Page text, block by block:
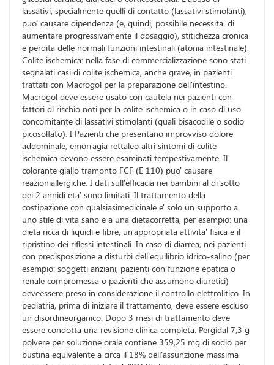
lassativi, specialmente quelli di contatto (lassativi stimolanti),
puo' causare dipendenza (e, quindi, possibile necessita' di
aumentare progressivamente il dosaggio), stitichezza cronica
e perdita delle normali funzioni intestinali (atonia intestinale).
Colite ischemica: nella fase di commercializzazione sono stati
segnalati casi di colite ischemica, anche grave, in pazienti
trattati con Macrogol per la preparazione dell'intestino.
Macrogol deve essere usato con cautela nei pazienti con
fattori di rischio noti per la colite ischemica o in caso di uso
concomitante di lassativi stimolanti (quali bisacodile o sodio
picosolfato). I Pazienti che presentano improvviso dolore
addominale, emorragia rettaleo altri sintomi di colite
ischemica devono essere esaminati tempestivamente. Il
colorante giallo tramonto FCF (E 110) puo' causare
reazioniallergiche. I dati sull'efficacia nei bambini al di sotto
dei 2 annidi eta' sono limitati. Il trattamento della
costipazione con qualsiasimedicinale e' solo un supporto a
uno stile di vita sano e a una dietacorretta, per esempio: una
dieta ricca di liquidi e fibre, un'appropriata attivita' fisica e il
ripristino dei riflessi intestinali. In caso di diarrea, nei pazienti
con predisposizione a disturbi dell'equilibrio idrico-salino (per
esempio: soggetti anziani, pazienti con funzione epatica o
renale compromessa o pazienti che assumono diuretici)
deveessere preso in considerazione il controllo elettrolitico. In
pediatria, prima di iniziare il trattamento, deve essere escluso
un disordineorganico. Dopo 3 mesi di trattamento deve
essere condotta una revisione clinica completa. Pergidal 7,3 g
polvere per soluzione orale contiene 359,25 mg di sodio per
bustina equivalente a circa il 18% dell'assunzione massima